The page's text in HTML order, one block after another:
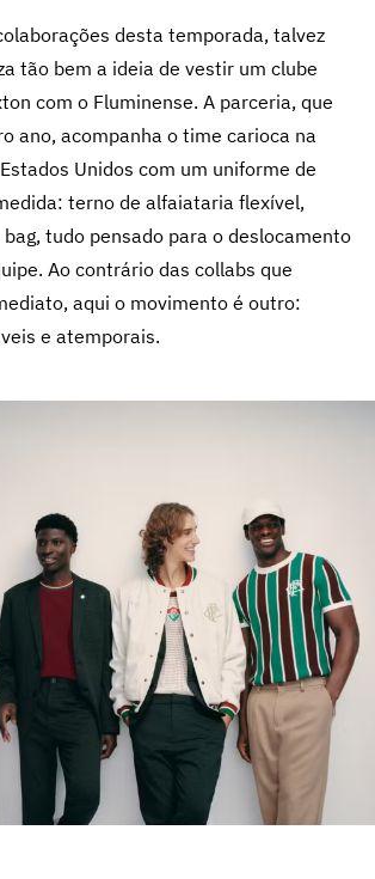
desta temporada, talvez
tão bem a ideia de vestir um clube
com o Fluminense. A parceria, que
ano, acompanha o time carioca na
Unidos com um uniforme de
terno de alfaiataria flexível,
tudo pensado para o deslocamento
Ao contrário das collabs que
aqui o movimento é outro:
e atemporais.